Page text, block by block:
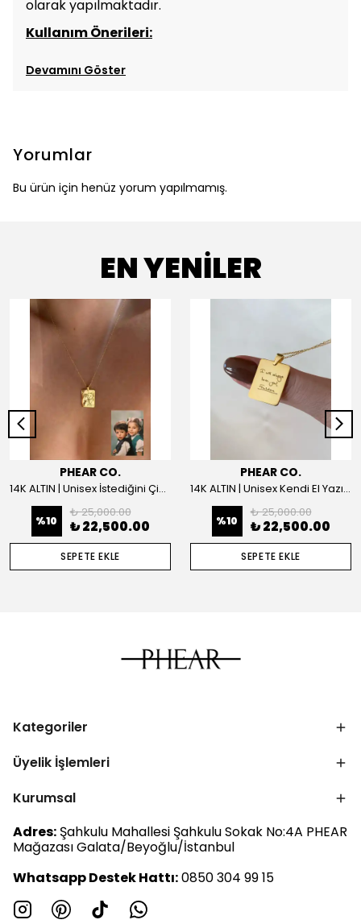
olarak yapılmaktadır.
Kullanım Önerileri:
Devamını Göster
Yorumlar
Bu ürün için henüz yorum yapılmamış.
EN YENİLER
PHEAR CO.
14K ALTIN | Unisex İstediğini Çizdir Kolye
%10
₺ 25,000.00
₺ 22,500.00
SEPETE EKLE
PHEAR CO.
14K ALTIN | Unisex Kendi El Yazın ile İstediğini Yazdır Plaka Kolye
%10
₺ 25,000.00
₺ 22,500.00
SEPETE EKLE
Kategoriler
Üyelik İşlemleri
Kurumsal
Adres: Şahkulu Mahallesi Şahkulu Sokak No:4A PHEAR
Mağazası Galata/Beyoğlu/İstanbul
Whatsapp Destek Hattı:0850 304 99 15